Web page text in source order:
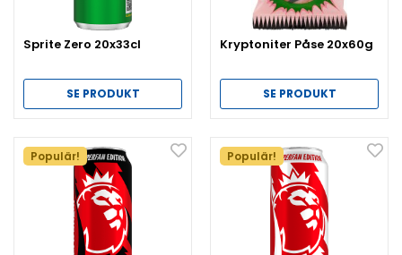
Sprite Zero 20x33cl
SE PRODUKT
Kryptoniter Påse 20x60g
SE PRODUKT
Populär! Populär!